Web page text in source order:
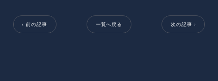
‹ 前の記事 一覧へ戻る 次の記事 ›